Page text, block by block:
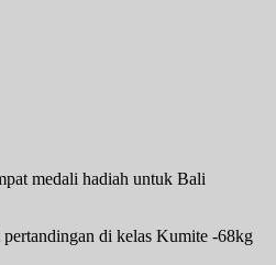
medali hadiah untuk Bali
di kelas Kumite -68kg